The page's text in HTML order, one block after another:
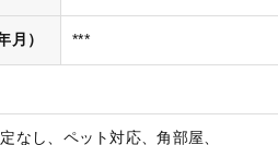
月） ***
なし ペット対応
角部屋